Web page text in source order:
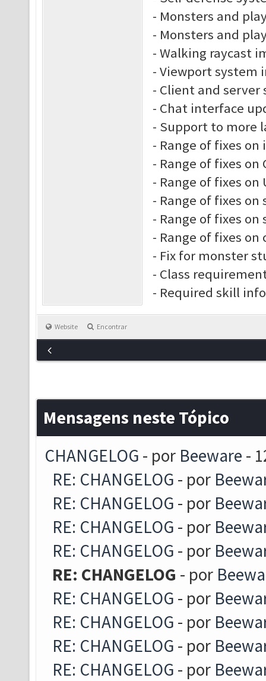
- Monsters and
- Monsters and
- Walking raycast
- Viewport system
- Client and
- Chat interface
- Support to more
- Range of fixes
- Range of fixes on
- Range of fixes on
- Range of fixes
- Range of fixes on
- Range of fixes
- Fix for monster
- Class
- Required skill
Website Encontrar
Mensagens neste Tópico
CHANGELOG - por Beeware -
RE: CHANGELOG - por
RE: CHANGELOG - por
RE: CHANGELOG - por
RE: CHANGELOG - por
RE: CHANGELOG - por
RE: CHANGELOG - por
RE: CHANGELOG - por
RE: CHANGELOG - por
RE: CHANGELOG - por